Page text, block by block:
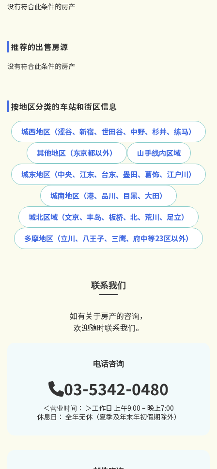
没有符合此条件的房产
推荐的出售房源
没有符合此条件的房产
按地区分类的车站和街区信息
城西地区（涩谷、新宿、世田谷、中野、杉并、练马）
其他地区（东京都以外） 山手线内区域
城东地区（中央、江东、台东、墨田、葛饰、江户川）
城南地区（港、品川、目黑、大田）
城北区域（文京、丰岛、板桥、北、荒川、足立）
多摩地区（立川、八王子、三鹰、府中等23区以外）
联系我们
如有关于房产的咨询，
欢迎随时联系我们。
电话咨询
03-5342-0480
＜营业时间： ＞工作日 上午9:00 – 晚上7:00
休息日： 全年无休（夏季及年末年初假期除外）